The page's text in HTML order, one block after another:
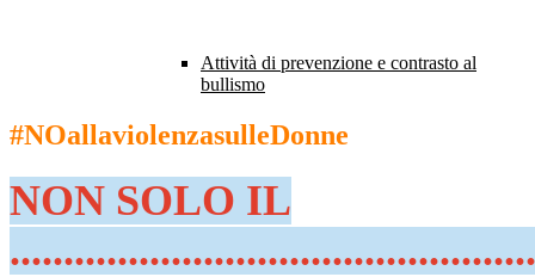
Attività di prevenzione e contrasto al
bullismo
#NOallaviolenzasulleDonne
NON SOLO IL
.................................................